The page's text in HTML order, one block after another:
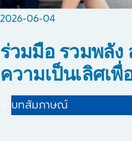
2026-06-04
ร่วมมือ รวมพลัง
ความเป็นเลิศเ
บทสัมภาษณ์